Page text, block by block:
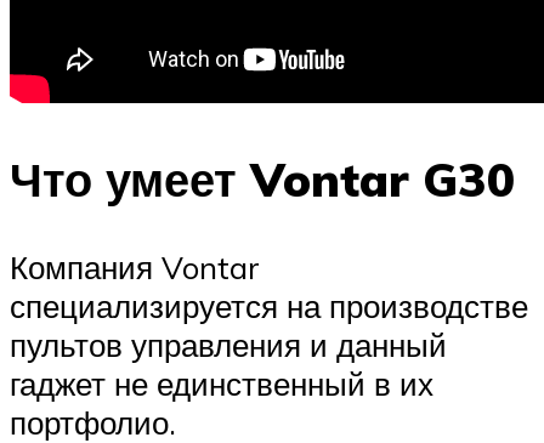
Что умеет Vontar G30
Компания Vontar
специализируется на производстве
пультов управления и данный
гаджет не единственный в их
портфолио.